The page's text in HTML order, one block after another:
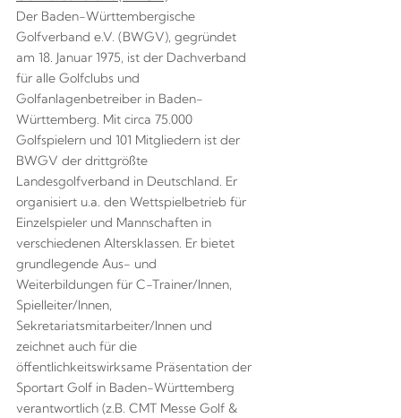
Der Baden-Württembergische
Golfverband e.V. (BWGV), gegründet
am 18. Januar 1975, ist der Dachverband
für alle Golfclubs und
Golfanlagenbetreiber in Baden-
Württemberg. Mit circa 75.000
Golfspielern und 101 Mitgliedern ist der
BWGV der drittgrößte
Landesgolfverband in Deutschland. Er
organisiert u.a. den Wettspielbetrieb für
Einzelspieler und Mannschaften in
verschiedenen Altersklassen. Er bietet
grundlegende Aus- und
Weiterbildungen für C-Trainer/Innen,
Spielleiter/Innen,
Sekretariatsmitarbeiter/Innen und
zeichnet auch für die
öffentlichkeitswirksame Präsentation der
Sportart Golf in Baden-Württemberg
verantwortlich (z.B. CMT Messe Golf &